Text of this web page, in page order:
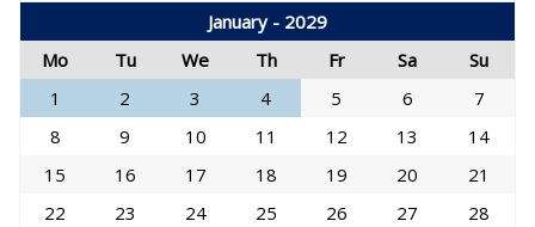
January - 2029
Mo
Tu We Th Fr Sa
Su
1
2 3 4 5 6
7
8
9 10 11 12 13
14
15
16 17 18 19 20
21
22
23 24 25 26 27
28